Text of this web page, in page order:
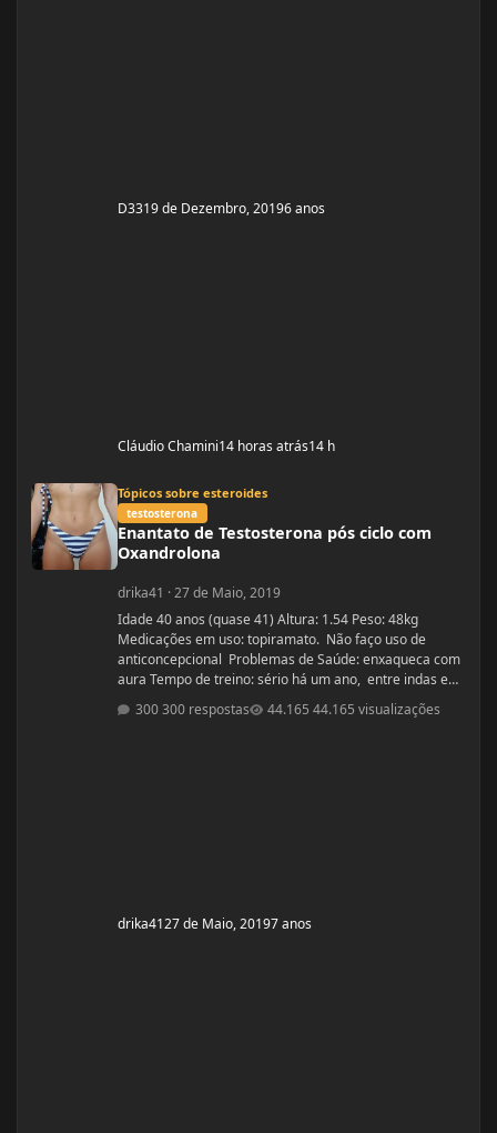
D3319 de Dezembro, 20196 anos
Cláudio Chamini14 horas atrás14 h
Tópicos sobre esteroides
testosterona
Enantato de Testosterona pós ciclo com
Oxandrolona
drika41 ·27 de Maio, 2019
Idade 40 anos (quase 41) Altura: 1.54 Peso: 48kg
Medicações em uso: topiramato. Não faço uso de
anticoncepcional Problemas de Saúde: enxaqueca com
aura Tempo de treino: sério há um ano, entre indas e
mg durante 8 semanas, após 10 mg até a 12° semana.
300 respostas 44.165 visualizações
drika4127 de Maio, 20197 anos